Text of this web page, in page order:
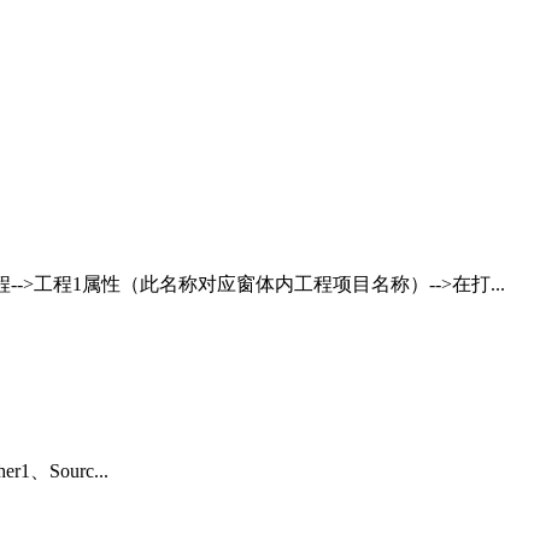
>工程1属性（此名称对应窗体内工程项目名称）-->在打...
、Sourc...